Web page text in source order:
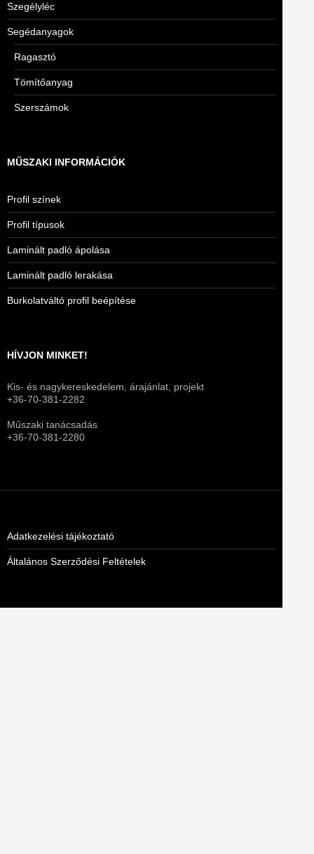
Szegélyléc
Segédanyagok
Ragasztó
Tömítőanyag
Szerszámok
MŰSZAKI INFORMÁCIÓK
Profil színek
Profil típusok
Laminált padló ápolása
Laminált padló lerakása
Burkolatváltó profil beépítése
HÍVJON MINKET!
Kis- és nagykereskedelem, árajánlat, projekt
+36-70-381-2282
Műszaki tanácsadás
+36-70-381-2280
Adatkezelési tájékoztató
Általános Szerződési Feltételek